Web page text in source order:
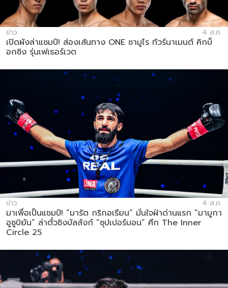
ข่าว 4 ส.ค.
เปิดผังล่าแชมป์! ส่องเส้นทาง ONE ซามูไร ทัวร์นาเมนต์ คิกบ็
อกซิง รุ่นเฟเธอร์เวต
ข่าว 4 ส.ค.
มาเพื่อเป็นแชมป์! “มารัต กริกอเรียน” มั่นใจฝ่าด่านแรก “มามูกา
อูซูบิยัน” ล่าตั๋วชิงบัลลังก์ “ซุปเปอร์บอน” ศึก The Inner
Circle 25